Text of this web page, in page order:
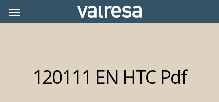
Menu
120111 EN HTC Pdf